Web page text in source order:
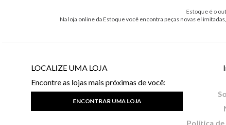
Estoque é o
Na loja online da Estoque você encontra peças novas e
LOCALIZE UMA LOJA
Encontre as lojas mais próximas de você:
ENCONTRAR UMA LOJA